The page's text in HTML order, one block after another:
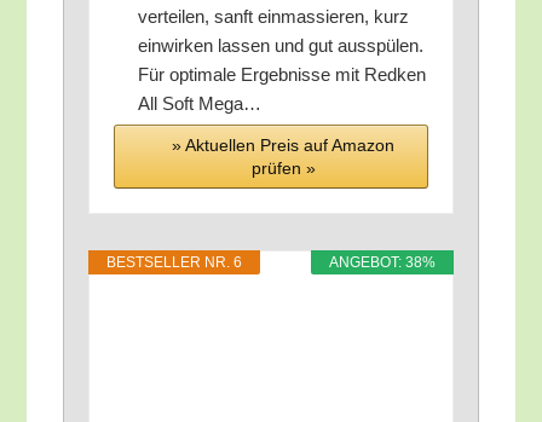
ver­tei­len, sanft ein­mas­sie­ren, kurz
ein­wir­ken las­sen und gut aus­spü­len.
Für opti­ma­le Ergeb­nis­se mit Red­ken
All Soft Mega…
» Aktu­el­len Preis auf Ama­zon
prü­fen »
ANGE­BOT: 38%
BEST­SEL­LER NR. 6